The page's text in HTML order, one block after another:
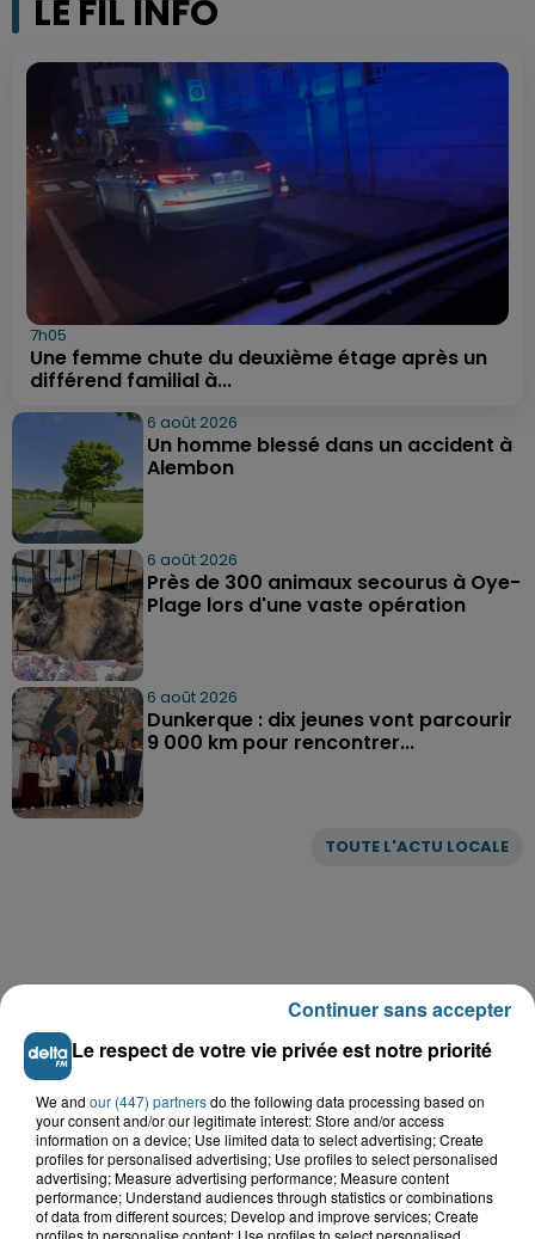
LE FIL INFO
TOUTE L'ACTU LOCALE
7h05
Une femme chute du deuxième étage après un
différend familial à...
6 août 2026
Un homme blessé dans un accident à
Alembon
6 août 2026
Près de 300 animaux secourus à Oye-
Plage lors d'une vaste opération
6 août 2026
Dunkerque : dix jeunes vont parcourir
9 000 km pour rencontrer...
Le respect de votre vie privée est notre priorité
We and our (447) partnersdo the following data processing based on
your consent and/or our legitimate interest: Store and/or access
information on a device; Use limited data to select advertising; Create
profiles for personalised advertising; Use profiles to select personalised
advertising; Measure advertising performance; Measure content
performance; Understand audiences through statistics or combinations
of data from different sources; Develop and improve services; Create
profiles to personalise content; Use profiles to select personalised
Continuer sans accepter